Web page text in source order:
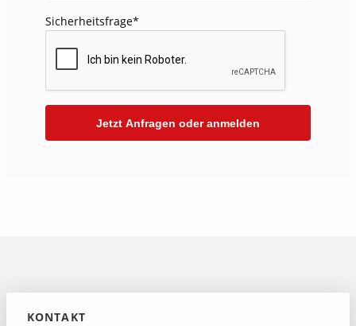
Sicherheitsfrage*
KONTAKT